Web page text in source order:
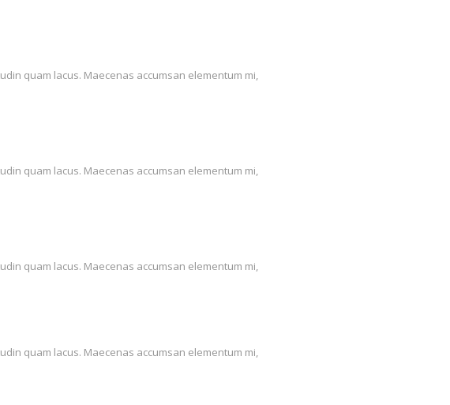
quam lacus. Maecenas accumsan elementum mi,
quam lacus. Maecenas accumsan elementum mi,
quam lacus. Maecenas accumsan elementum mi,
quam lacus. Maecenas accumsan elementum mi,